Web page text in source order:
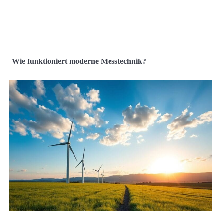
Wie funktioniert moderne Messtechnik?